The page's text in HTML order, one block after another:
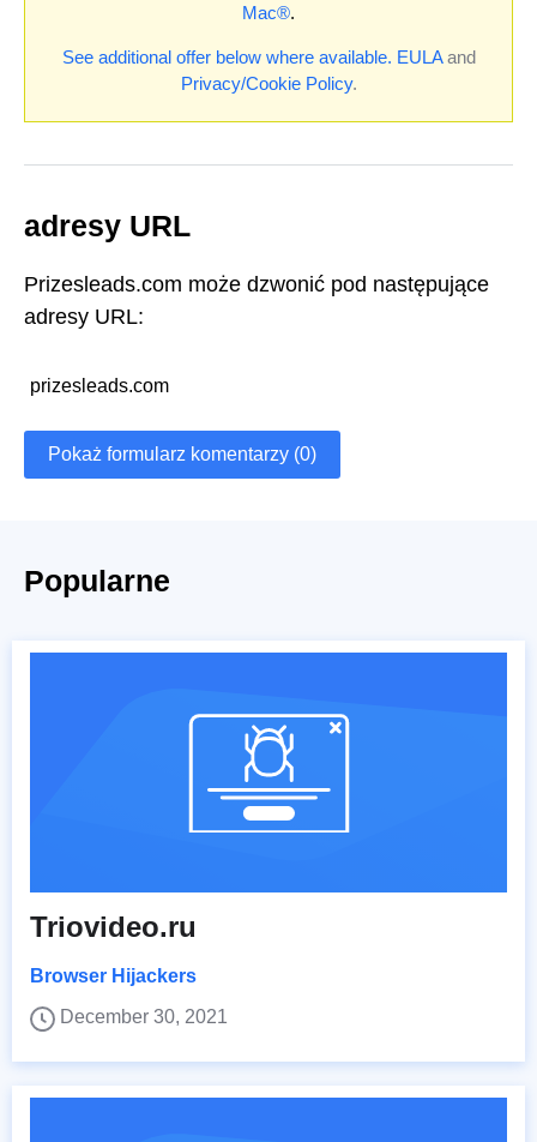
Mac®.
See additional offer below where available. EULAand
Privacy/Cookie Policy.
adresy URL
Prizesleads.com może dzwonić pod następujące
adresy URL:
prizesleads.com
Pokaż formularz komentarzy (0)
Popularne
Triovideo.ru
Browser Hijackers
December 30, 2021